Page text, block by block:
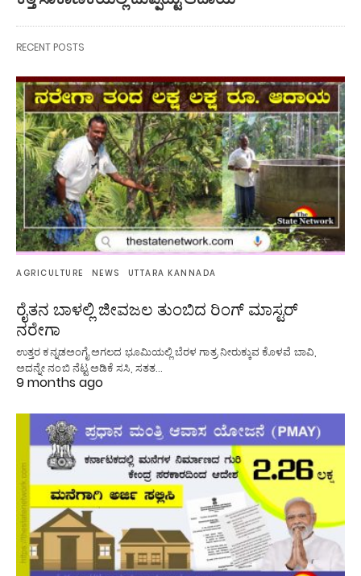
RECENT POSTS
AGRICULTURE NEWS UTTARA KANNADA
ರೈತನ ಬಾಳಲ್ಲಿ ಜೀವಜಲ ತುಂಬಿದ ರಿಂಗ್ ಮಾಸ್ಟರ್
ನರೇಗಾ
ಉತ್ತರ ಕನ್ನಡಅಂಗೈ ಅಗಲದ ಭೂಮಿಯಲ್ಲಿ ಬೆರಳ ಗಾತ್ರ ನೀರುಕ್ಕುವ ಕೊಳವೆ ಬಾವಿ,
ಅದನ್ನೇ ನಂಬಿ ನೆಟ್ಟ ಅಡಿಕೆ ಸಸಿ, ಸತತ…
9 months ago